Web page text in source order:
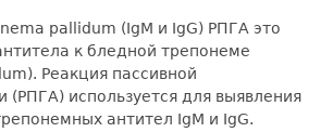
pallidum (IgМ и IgG) РПГА это
к бледной трепонеме
Реакция пассивной
(РПГА) используется для выявления
антител IgM и IgG.